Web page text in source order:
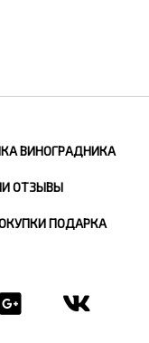
ВИНОГРАДНИКА
ОТЗЫВЫ
ПОДАРКА